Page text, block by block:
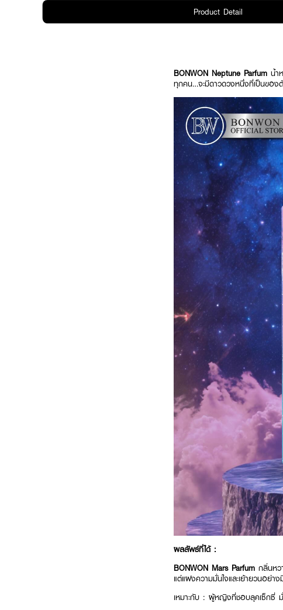
Product Detail
BONWON Neptune Parfum น้ำ
ทุกคน…จะมีดาวดวงหนึ่งที่เป็นของ
ผลลัพธ์ที่ได้ :
BONWON Mars Parfum กลิ่นหว
แต่แฝงความมั่นใจและเย้ายวนอย่าง
เหมาะกับ : ผู้หญิงที่ชอบลุคเซ็กซี่